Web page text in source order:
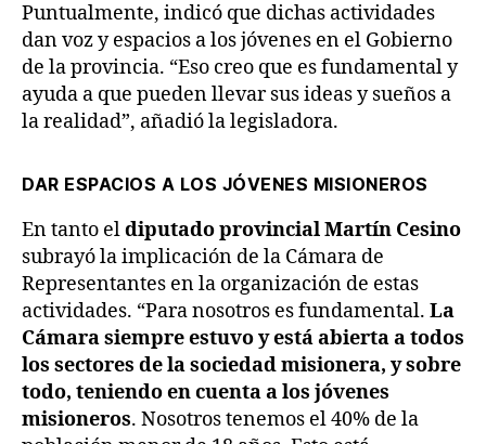
Puntualmente, indicó que dichas actividades
dan voz y espacios a los jóvenes en el Gobierno
de la provincia. “Eso creo que es fundamental y
ayuda a que pueden llevar sus ideas y sueños a
la realidad”, añadió la legisladora.
DAR ESPACIOS A LOS JÓVENES MISIONEROS
En tanto eldiputado provincial Martín Cesino
subrayó la implicación de la Cámara de
Representantes en la organización de estas
actividades. “Para nosotros es fundamental. La
Cámara siempre estuvo y está abierta a todos
los sectores de la sociedad misionera, y sobre
todo, teniendo en cuenta a los jóvenes
misioneros. Nosotros tenemos el 40% de la